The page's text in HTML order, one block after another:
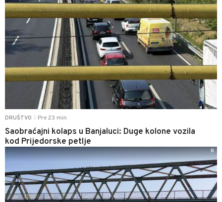
DRUŠTVO Pre 23 min
Saobraćajni kolaps u Banjaluci: Duge kolone vozila
kod Prijedorske petlje
0